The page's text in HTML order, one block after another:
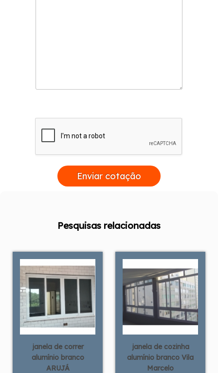
Enviar cotação
Pesquisas relacionadas
janela de correr
alumínio branco
ARUJÁ
janela de cozinha
alumínio branco Vila
Marcelo